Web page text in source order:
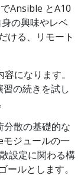
Ansible とA10
の興味やレベ
ける、リモート
になります。
の続きを試し
散の基礎的な
ジュールの一
設定に関わる構
ルとします。